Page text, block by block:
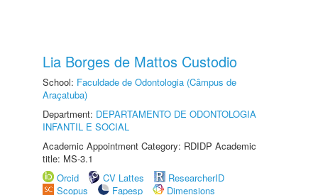
Lia Borges de Mattos Custodio
School: Faculdade de Odontologia (Câmpus de
Araçatuba)
Department: DEPARTAMENTO DE ODONTOLOGIA
INFANTIL E SOCIAL
Academic Appointment Category: RDIDP Academic
title: MS-3.1
Orcid
CV Lattes
ResearcherID
Scopus
Fapesp Dimensions